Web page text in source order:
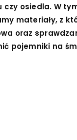
osiedla. W
materiały, z
oraz
pojemniki na